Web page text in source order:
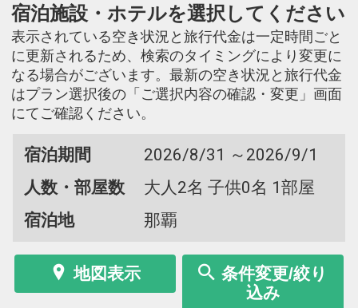
宿泊施設・ホテルを選択してください
表示されている空き状況と旅行代金は一定時間ごと
に更新されるため、検索のタイミングにより変更に
なる場合がございます。最新の空き状況と旅行代金
はプラン選択後の「ご選択内容の確認・変更」画面
にてご確認ください。
宿泊期間
2026/8/31 ～2026/9/1
人数・部屋数
大人2名 子供0名 1部屋
宿泊地
那覇
地図表示
条件変更/絞り
込み